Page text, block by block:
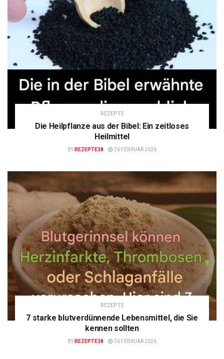
REZEPTE
Die Heilpflanze aus der Bibel: Ein zeitloses
Heilmittel
BY REZEPTE38 26 FEBRUAR 2026
REZEPTE
7 starke blutverdünnende Lebensmittel, die Sie
kennen sollten
BY REZEPTE38 26 FEBRUAR 2026